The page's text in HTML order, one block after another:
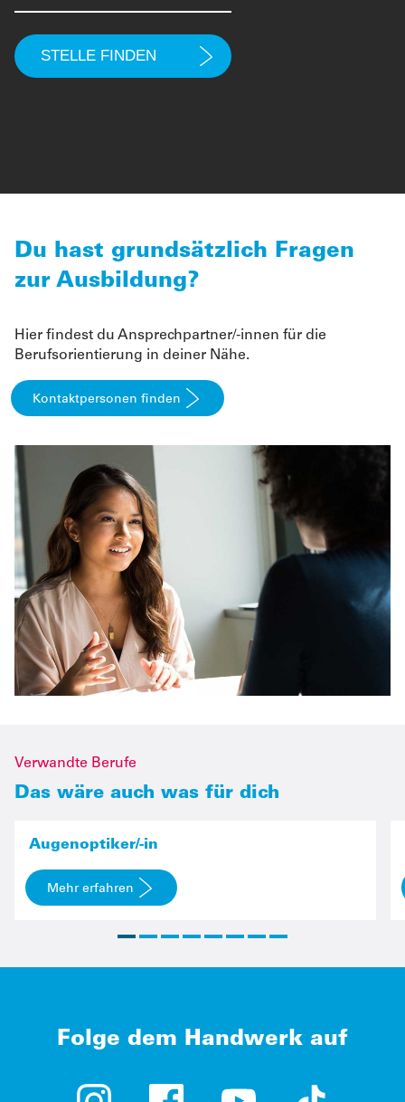
Du hast grundsätzlich Fragen
zur Ausbildung?
Hier findest du Ansprechpartner/-innen für die
Berufsorientierung in deiner Nähe.
Kontaktpersonen finden
Verwandte Berufe
Das wäre auch was für dich
Augenoptiker/-in
Mehr erfahren
Folge dem Handwerk auf